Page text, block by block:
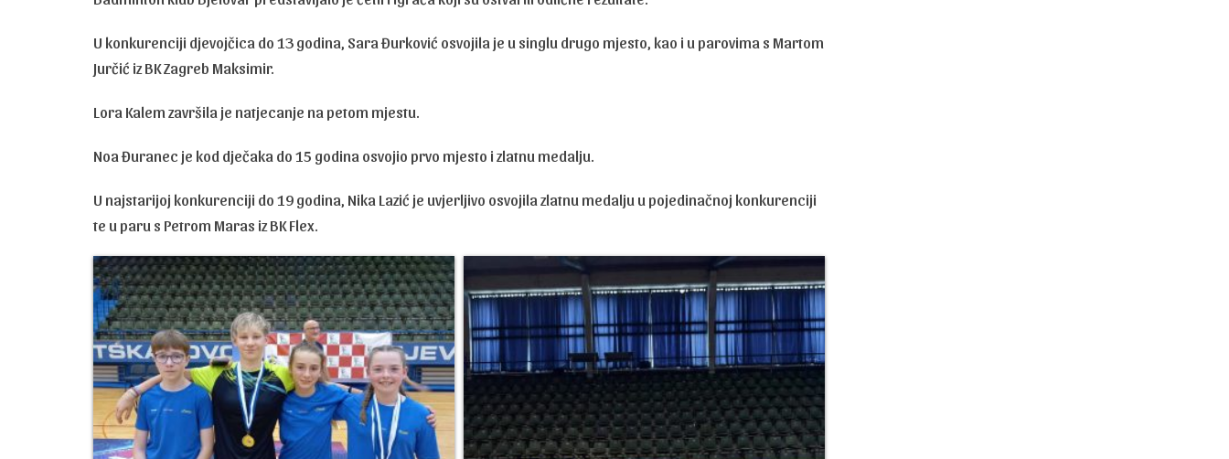
U konkurenciji djevojčica do 13 godina, Sara Đurković osvojila je u singlu drugo mjesto, kao i u parovima s Martom
Jurčić iz BK Zagreb Maksimir.
Lora Kalem završila je natjecanje na petom mjestu.
Noa Đuranec je kod dječaka do 15 godina osvojio prvo mjesto i zlatnu medalju.
U najstarijoj konkurenciji do 19 godina, Nika Lazić je uvjerljivo osvojila zlatnu medalju u pojedinačnoj konkurenciji
te u paru s Petrom Maras iz BK Flex.